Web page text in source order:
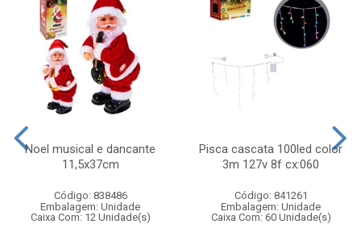
Noel musical e dancante
11,5x37cm
Código: 838486
Embalagem: Unidade
Caixa Com: 12 Unidade(s)
Pisca cascata 100led color
3m 127v 8f cx:060
Código: 841261
Embalagem: Unidade
Caixa Com: 60 Unidade(s)